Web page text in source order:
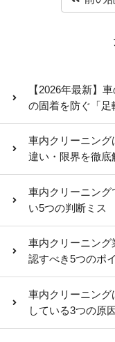
【2026年最新】
の固着を防ぐ「
車内クリーニン
違い・限界を徹底
車内クリーニン
い5つの判断ミス
車内クリーニン
認すべき5つのポ
車内クリーニング
している3つの原因